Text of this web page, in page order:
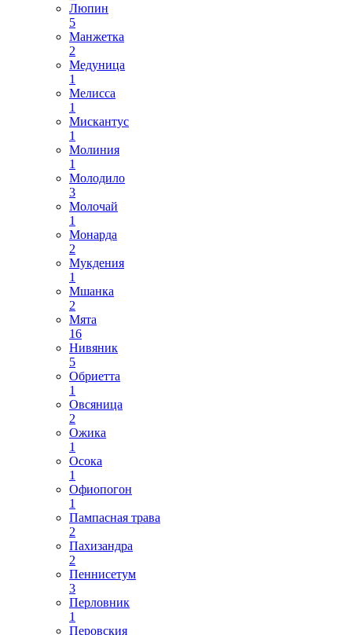
Люпин
5
Манжетка
2
Медуница
1
Мелисса
1
Мискантус
1
Молиния
1
Молодило
3
Молочай
1
Монарда
2
Мукдения
1
Мшанка
2
Мята
16
Нивяник
5
Обриетта
1
Овсяница
2
Ожика
1
Осока
1
Офиопогон
1
Пампасная трава
2
Пахизандра
2
Пеннисетум
3
Перловник
1
Перовския